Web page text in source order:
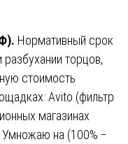
Нормативный срок
торцов,
стоимость
Avito (фильтр
магазинах
на (100% −